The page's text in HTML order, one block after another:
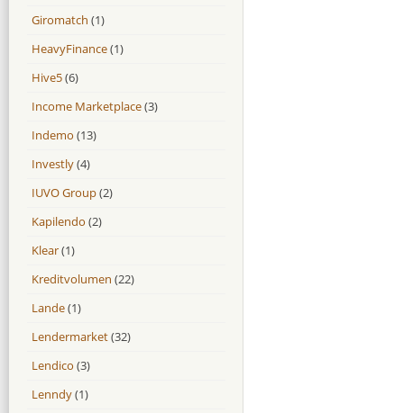
Giromatch (1)
HeavyFinance(1)
Hive5(6)
Income Marketplace(3)
Indemo (13)
Investly(4)
IUVO Group(2)
Kapilendo (2)
Klear(1)
Kreditvolumen (22)
Lande(1)
Lendermarket(32)
Lendico (3)
Lenndy(1)